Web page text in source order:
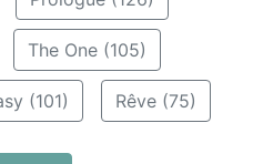
The One (105)
(101) Rêve (75)